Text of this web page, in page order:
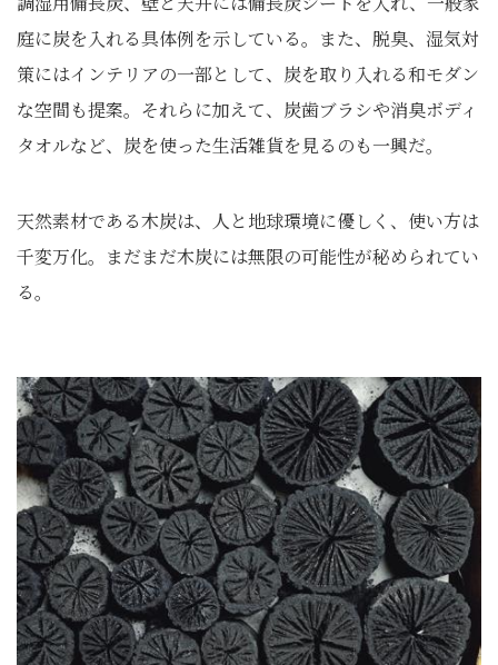
庭に炭を入れる具体例を示している。また、脱臭、湿気対
策にはインテリアの一部として、炭を取り入れる和モダン
な空間も提案。それらに加えて、炭歯ブラシや消臭ボディ
タオルなど、炭を使った生活雑貨を見るのも一興だ。
天然素材である木炭は、人と地球環境に優しく、使い方は
千変万化。まだまだ木炭には無限の可能性が秘められてい
る。